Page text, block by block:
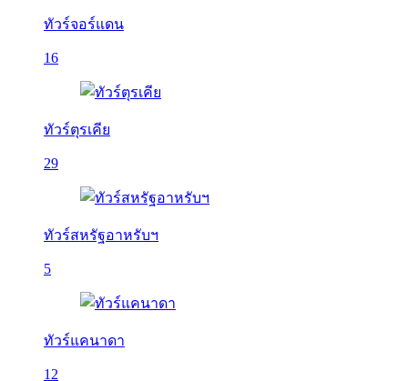
ทัวร์จอร์แดน
16
ทัวร์ตุรเคีย
29
ทัวร์สหรัฐอาหรับฯ
5
ทัวร์แคนาดา
12